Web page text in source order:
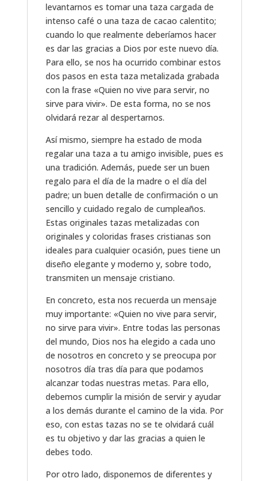
levantarnos es tomar una taza cargada de
intenso café o una taza de cacao calentito;
cuando lo que realmente deberíamos hacer
es dar las gracias a Dios por este nuevo día.
Para ello, se nos ha ocurrido combinar estos
dos pasos en esta taza metalizada grabada
con la frase «Quien no vive para servir, no
sirve para vivir». De esta forma, no se nos
olvidará rezar al despertarnos.
Así mismo, siempre ha estado de moda
regalar una taza a tu amigo invisible, pues es
una tradición. Además, puede ser un buen
regalo para el día de la madre o el día del
padre; un buen detalle de confirmación o un
sencillo y cuidado regalo de cumpleaños.
Estas originales tazas metalizadas con
originales y coloridas frases cristianas son
ideales para cualquier ocasión, pues tiene un
diseño elegante y moderno y, sobre todo,
transmiten un mensaje cristiano.
En concreto, esta nos recuerda un mensaje
muy importante: «Quien no vive para servir,
no sirve para vivir». Entre todas las personas
del mundo, Dios nos ha elegido a cada uno
de nosotros en concreto y se preocupa por
nosotros día tras día para que podamos
alcanzar todas nuestras metas. Para ello,
debemos cumplir la misión de servir y ayudar
a los demás durante el camino de la vida. Por
eso, con estas tazas no se te olvidará cuál
es tu objetivo y dar las gracias a quien le
debes todo.
Por otro lado, disponemos de diferentes y